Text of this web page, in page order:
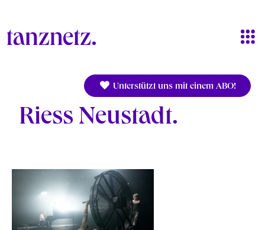
Unterstützt uns mit einem ABO!
Riess Neustadt